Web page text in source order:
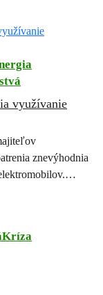
využívanie
znevýhodnia